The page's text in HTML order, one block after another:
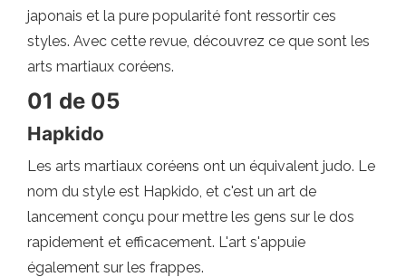
japonais et la pure popularité font ressortir ces
styles. Avec cette revue, découvrez ce que sont les
arts martiaux coréens.
01 de 05
Hapkido
Les arts martiaux coréens ont un équivalent judo. Le
nom du style est Hapkido, et c'est un art de
lancement conçu pour mettre les gens sur le dos
rapidement et efficacement. L'art s'appuie
également sur les frappes.